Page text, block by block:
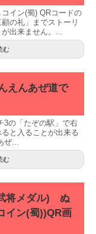
イン(蜀) QRコードの
の礼」までストーリ
出来ません。...
む
えんあぜ道で
3の「たぞの駅」で右
と入ることが出来る
ぜ...
む
将メダル) ぬ
イン(蜀))QR画